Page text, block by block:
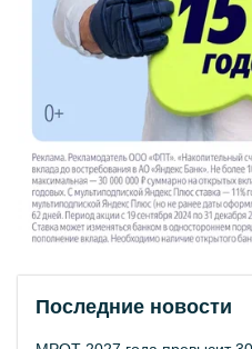
Последние новости